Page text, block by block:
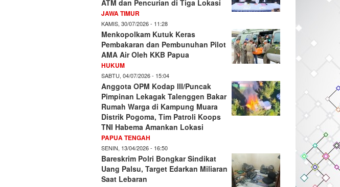
ATM dan Pencurian di Tiga Lokasi
JAWA TIMUR
KAMIS, 30/07/2026 - 11:28
Menkopolkam Kutuk Keras
Pembakaran dan Pembunuhan Pilot
AMA Air Oleh KKB Papua
HUKUM
SABTU, 04/07/2026 - 15:04
Anggota OPM Kodap III/Puncak
Pimpinan Lekagak Talenggen Bakar
Rumah Warga di Kampung Muara
Distrik Pogoma, Tim Patroli Koops
TNI Habema Amankan Lokasi
PAPUA TENGAH
SENIN, 13/04/2026 - 16:50
Bareskrim Polri Bongkar Sindikat
Uang Palsu, Target Edarkan Miliaran
Saat Lebaran